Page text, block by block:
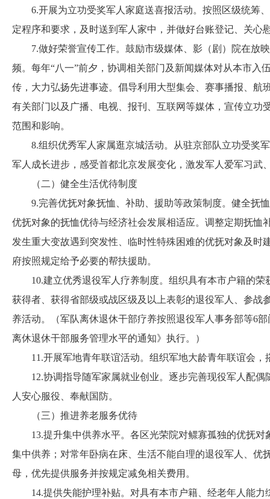
6.开展为立功受奖军人家庭送喜报活动。按照区级统筹
定程序和要求，及时送到军人家中，并做好台账登记、关心
7.做好荣誉宣传工作。鼓励市级媒体、影（剧）院在放
频。每年“八一”前夕，协调相关部门及新闻媒体对从本市入
传，大力弘扬先进事迹。倡导利用大型集会、赛事播报、航
有关部门以及广播、电视、报刊、互联网等媒体，宣传立功
范围和影响。
8.组织优秀军人家属逛京城活动。从驻京部队立功受奖
军人成长进步，感受首都北京发展变化，激发军人爱军习武
（二）健全生活优待制度
9.完善优抚对象抚恤、补助、援助等政策制度。健全抚
优抚对象的抚恤优待与经济社会发展相适应。调整定期抚恤
发生重大变故遇到突发性、临时性特殊困难的优抚对象及
府按照规定给予必要的帮扶援助。
10.建立优秀退役军人疗养制度。组织具有本市户籍的荣
获得者、获得省部级或战区级及以上表彰的退役军人、参战
养活动。（军队离休退休干部疗养按照退役军人事务部等6
离休退休干部服务管理水平的通知》执行。）
11.开展军地青年联谊活动。组织军地大龄青年联谊会，
12.协调指导随军家属就业创业。逐步完善现役军人配偶
人安心服役、奉献国防。
（三）推进养老服务优待
13.提升集中供养水平。各区光荣院对鳏寡孤独的优抚对
集中供养；对常年卧病在床、生活不能自理的退役军人、优
母，优先提供服务并按规定减免相关费用。
14.提供失能护理补贴。对具有本市户籍、经老年人能力